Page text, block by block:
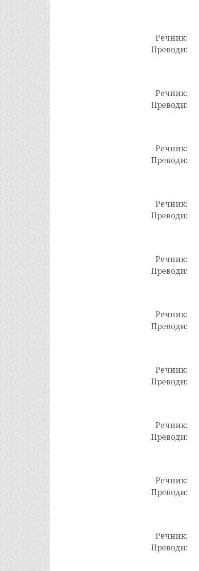
Речник:
Преводи:
Речник:
Преводи:
Речник:
Преводи:
Речник:
Преводи:
Речник:
Преводи:
Речник:
Преводи:
Речник:
Преводи:
Речник:
Преводи:
Речник:
Преводи:
Речник:
Преводи: